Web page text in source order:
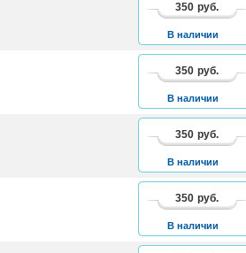
350 руб.
В наличии
350 руб.
В наличии
350 руб.
В наличии
350 руб.
В наличии